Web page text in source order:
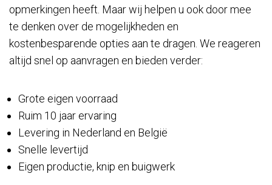
opmerkingen heeft. Maar wij helpen u ook door mee
te denken over de mogelijkheden en
kostenbesparende opties aan te dragen. We reageren
altijd snel op aanvragen en bieden verder:
Grote eigen voorraad
Ruim 10 jaar ervaring
Levering in Nederland en België
Snelle levertijd
Eigen productie, knip en buigwerk